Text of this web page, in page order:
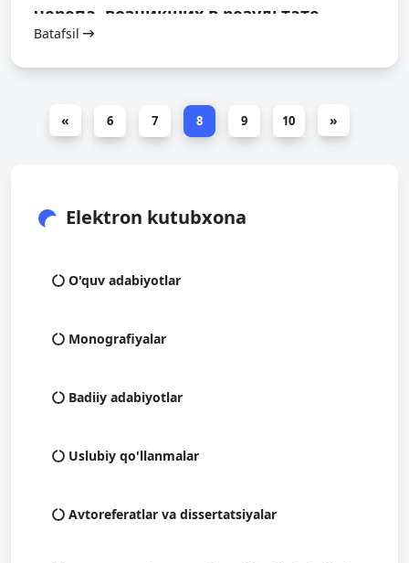
черепа, возникших в результате
черепно-мозговых травм. Алиев М.А.,
Ярмухамедова Н.А., Мамадалиев А.М. -
Batafsil
« 6 7 8 9 10 »
Elektron kutubxona
O'quv adabiyotlar
Monografiyalar
Badiiy adabiyotlar
Uslubiy qo'llanmalar
Avtoreferatlar va dissertatsiyalar